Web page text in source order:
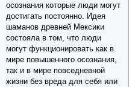
осознания которые люди могут
достигать постоянно. Идея
шаманов древней Мексики
состояла в том, что люди
могут функционировать как в
мире повышенного осознания,
так и в мире повседневной
жизни без вреда для себя или